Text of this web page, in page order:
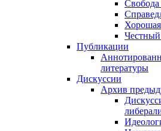
Свобода
Честный
Публикации
литературы
Дискуссии
Архив